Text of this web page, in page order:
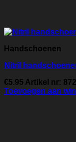
Handschoenen
Nitril
€5.95 Artikel nr:
Toevoegen aan